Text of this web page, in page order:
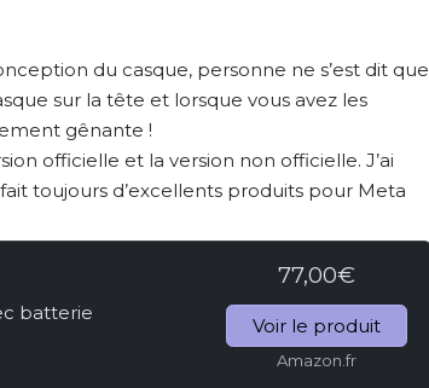
du casque, personne ne s’est dit que
sur la tête et lorsque vous avez les
gênante !
officielle et la version non officielle. J’ai
toujours d’excellents produits pour Meta
batterie
77,00€
Voir le produit
Amazon.fr